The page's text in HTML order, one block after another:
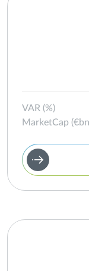
VAR (%)
MarketCap